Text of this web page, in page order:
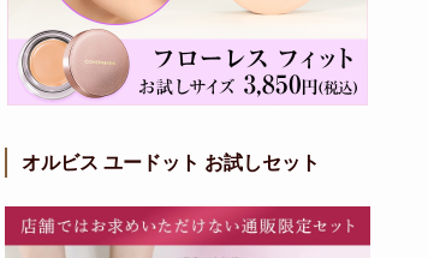
オルビス ユードット お試しセット